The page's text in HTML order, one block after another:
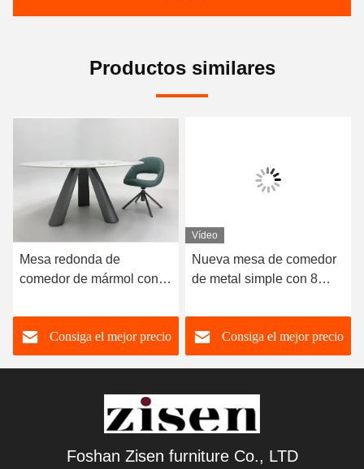
Productos similares
Mesa redonda de
comedor de mármol con
8 plazas Mesa de
comedor de mármol y
sillas
Consiga el mejor precio
Vídeo
Nueva mesa de comedor
de metal simple con 8
Consiga el mejor precio
Foshan Zisen furniture Co., LTD